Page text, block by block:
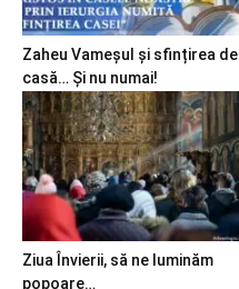
Zaheu Vameșul și sfințirea de
casă… Și nu numai!
Ziua Învierii, să ne luminăm
popoare…